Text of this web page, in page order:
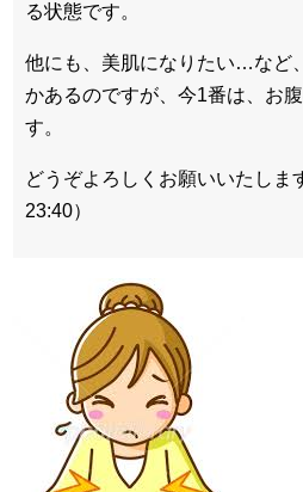
る状態です。
他にも、美肌になりたい…など
かあるのですが、今1番は、お
す。
どうぞよろしくお願いいたしま
23:40）